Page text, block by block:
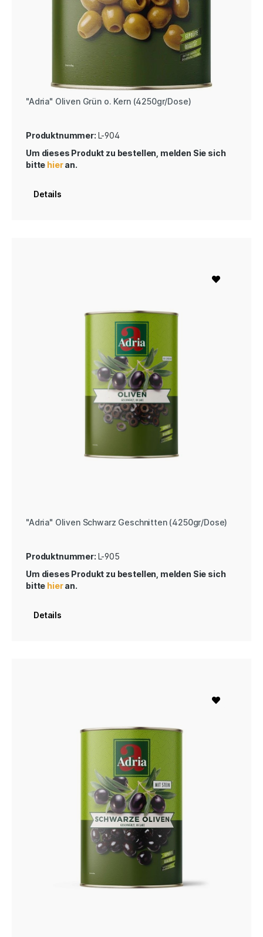
"Adria" Oliven Grün o. Kern (4250gr/Dose)
Produktnummer: L-904
Um dieses Produkt zu bestellen, melden Sie sich
bitte hieran.
Details
"Adria" Oliven Schwarz Geschnitten (4250gr/Dose)
Produktnummer: L-905
Um dieses Produkt zu bestellen, melden Sie sich
bitte hieran.
Details